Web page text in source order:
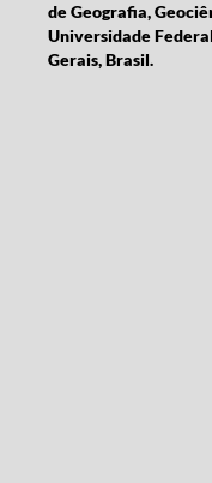
de Geografia,
Universidade
Gerais, Brasil.